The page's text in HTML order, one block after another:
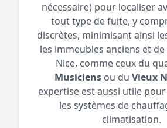
nécessaire) pour localiser
tout type de fuite, y
discrètes, minimisant ainsi
les immeubles anciens et
Nice, comme ceux du
Musiciensou du Vieux
expertise est aussi utile
les systèmes de
climatisation.